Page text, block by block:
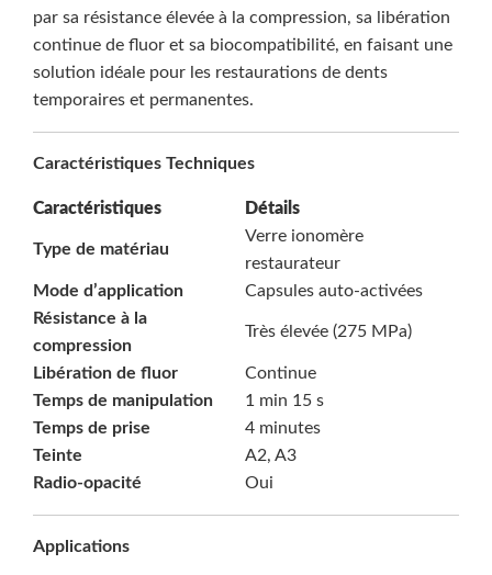
par sa résistance élevée à la compression, sa libération
continue de fluor et sa biocompatibilité, en faisant une
solution idéale pour les restaurations de dents
temporaires et permanentes.
Caractéristiques Techniques
Caractéristiques Détails
Type de matériau
Verre ionomère
restaurateur
Mode d’application
Capsules auto-activées
Résistance à la
compression
Très élevée (275 MPa)
Libération de fluor
Continue
Temps de manipulation
1 min 15 s
Temps de prise
4 minutes
Teinte
A2, A3
Radio-opacité
Oui
Applications